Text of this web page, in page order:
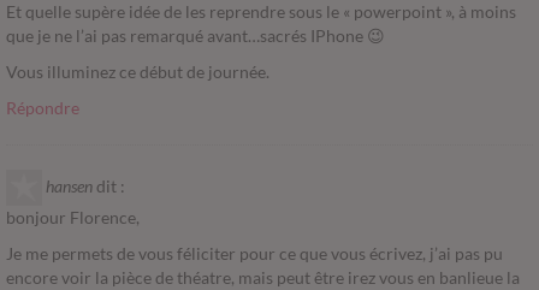
Et quelle supère idée de les reprendre sous le « powerpoint », à moins
que je ne l’ai pas remarqué avant…sacrés IPhone 😉
Vous illuminez ce début de journée.
Répondre
hansen dit :
bonjour Florence,
Je me permets de vous féliciter pour ce que vous écrivez, j’ai pas pu
encore voir la pièce de théatre, mais peut être irez vous en banlieue la